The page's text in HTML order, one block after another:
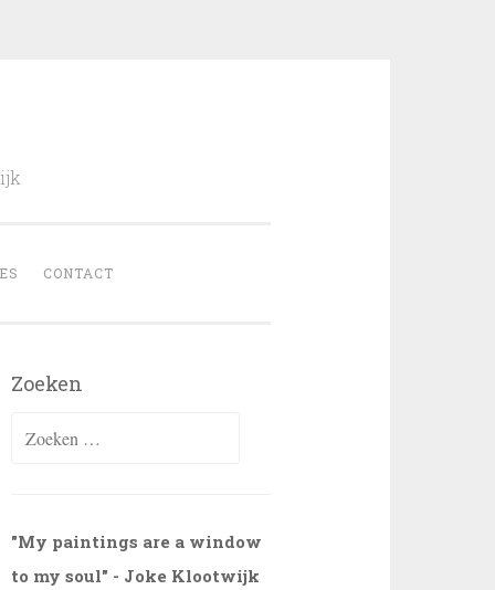
CONTACT
Zoeken
Zoeken
"My paintings are a window
to my soul" - Joke Klootwijk